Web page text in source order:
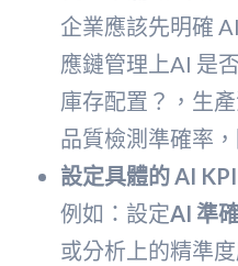
企業應該先明確
應鏈管理上AI 是
庫存配置？，生
品質檢測準確率
設定具體的 AI
例如：設定AI 準
或分析上的精準